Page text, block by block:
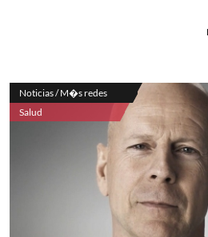
Noticias / M�s redes
Salud